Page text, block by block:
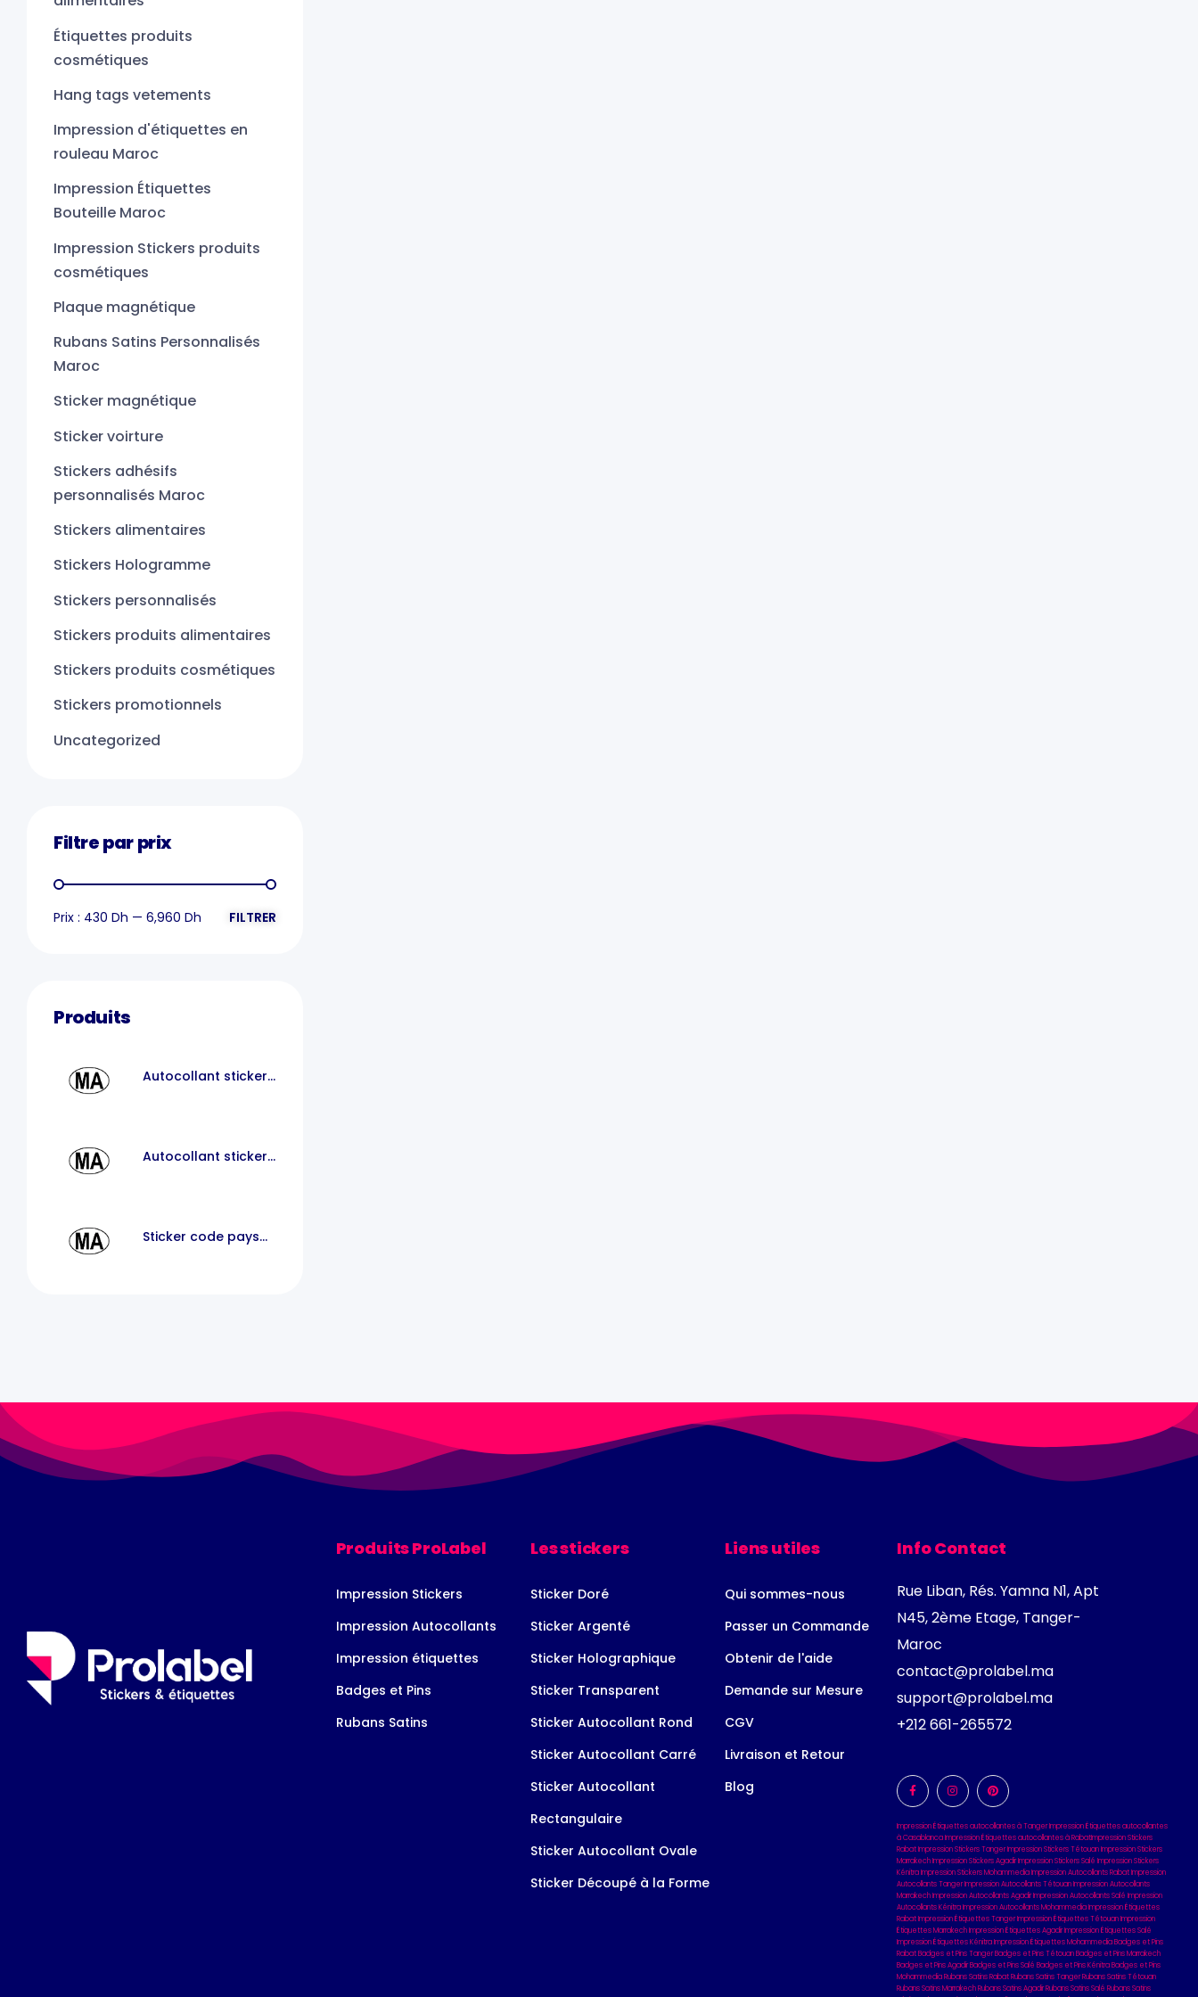
Étiquettes produits
cosmétiques
Hang tags vetements
Impression d'étiquettes en
rouleau Maroc
Impression Étiquettes
Bouteille Maroc
Impression Stickers produits
cosmétiques
Plaque magnétique
Rubans Satins Personnalisés
Maroc
Sticker magnétique
Sticker voirture
Stickers adhésifs
personnalisés Maroc
Stickers alimentaires
Stickers Hologramme
Stickers personnalisés
Stickers produits alimentaires
Stickers produits cosmétiques
Stickers promotionnels
Uncategorized
Filtre par prix
FILTRER
Prix : 430 Dh — 6,960 Dh
Produits
Autocollant sticker
Autocollant sticker
Sticker code pays
Produits ProLabel
Impression Stickers
Impression Autocollants
Impression étiquettes
Badges et Pins
Rubans Satins
Les stickers
Sticker Doré
Sticker Argenté
Sticker Holographique
Sticker Transparent
Sticker Autocollant Rond
Sticker Autocollant Carré
Sticker Autocollant
Rectangulaire
Sticker Autocollant Ovale
Sticker Découpé à la Forme
Liens utiles
Qui sommes-nous
Passer un Commande
Obtenir de l'aide
Demande sur Mesure
CGV
Livraison et Retour
Blog
Info Contact
Rue Liban, Rés. Yamna N1, Apt
N45, 2ème Etage, Tanger-
Maroc
contact@prolabel.ma
support@prolabel.ma
+212 661-265572
Impression Étiquettes autocollantes à Tanger Impression Étiquettes autocollantes
à Casablanca Impression Étiquettes autocollantes à RabatImpression Stickers
Rabat Impression Stickers Tanger Impression Stickers Tétouan Impression Stickers
Marrakech Impression Stickers Agadir Impression Stickers Salé Impression Stickers
Kénitra Impression Stickers Mohammedia Impression Autocollants Rabat Impression
Autocollants Tanger Impression Autocollants Tétouan Impression Autocollants
Marrakech Impression Autocollants Agadir Impression Autocollants Salé Impression
Autocollants Kénitra Impression Autocollants Mohammedia Impression Étiquettes
Rabat Impression Étiquettes Tanger Impression Étiquettes Tétouan Impression
Étiquettes Marrakech Impression Étiquettes Agadir Impression Étiquettes Salé
Impression Étiquettes Kénitra Impression Étiquettes Mohammedia Badges et Pins
Rabat Badges et Pins Tanger Badges et Pins Tétouan Badges et Pins Marrakech
Badges et Pins Agadir Badges et Pins Salé Badges et Pins Kénitra Badges et Pins
Mohammedia Rubans Satins Rabat Rubans Satins Tanger Rubans Satins Tétouan
Rubans Satins Marrakech Rubans Satins Agadir Rubans Satins Salé Rubans Satins